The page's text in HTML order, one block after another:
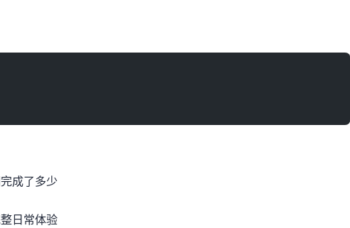
多少events
日常体验